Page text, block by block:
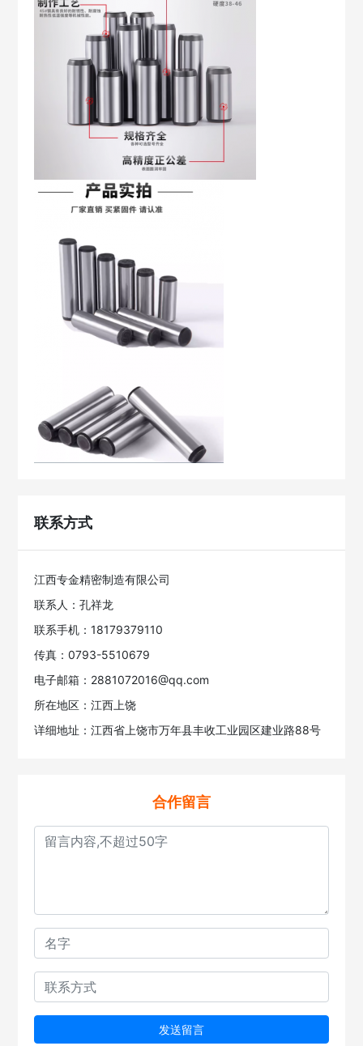
联系方式
江西专金精密制造有限公司
联系人：孔祥龙
联系手机：18179379110
传真：0793-5510679
电子邮箱：2881072016@qq.com
所在地区：江西上饶
详细地址：江西省上饶市万年县丰收工业园区建业路88号
合作留言
发送留言